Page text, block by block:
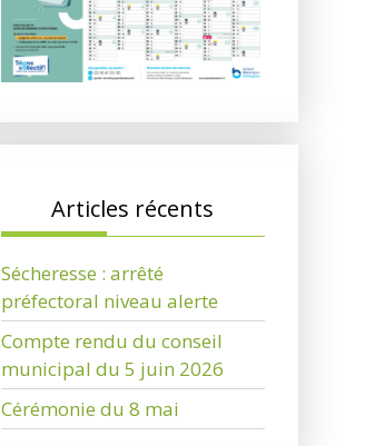
Articles récents
Sécheresse : arrêté
préfectoral niveau alerte
Compte rendu du conseil
municipal du 5 juin 2026
Cérémonie du 8 mai